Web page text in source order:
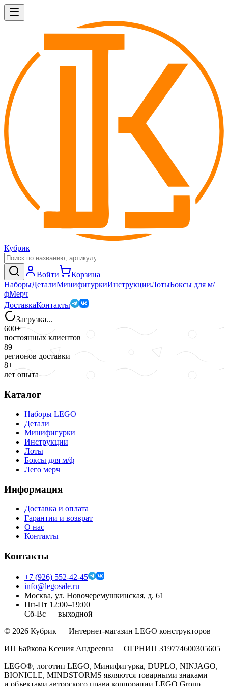
Кубрик
Войти
Корзина
НаборыДеталиМинифигуркиИнструкцииЛотыБоксы для м/
фМерч
ДоставкаКонтакты
Загрузка...
600+
постоянных клиентов
89
регионов доставки
8+
лет опыта
Каталог
Наборы LEGO
Детали
Минифигурки
Инструкции
Лоты
Боксы для м/ф
Лего мерч
Информация
Доставка и оплата
Гарантии и возврат
О нас
Контакты
Контакты
+7 (926) 552-42-45
info@legosale.ru
Москва, ул. Новочеремушкинская, д. 61
Пн-Пт 12:00–19:00
Сб-Вс — выходной
© 2026 Кубрик — Интернет-магазин LEGO конструкторов
ИП Байкова Ксения Андреевна | ОГРНИП 319774600305605
LEGO®, логотип LEGO, Минифигурка, DUPLO, NINJAGO,
BIONICLE, MINDSTORMS являются товарными знаками
и объектами авторского права корпорации LEGO Group.